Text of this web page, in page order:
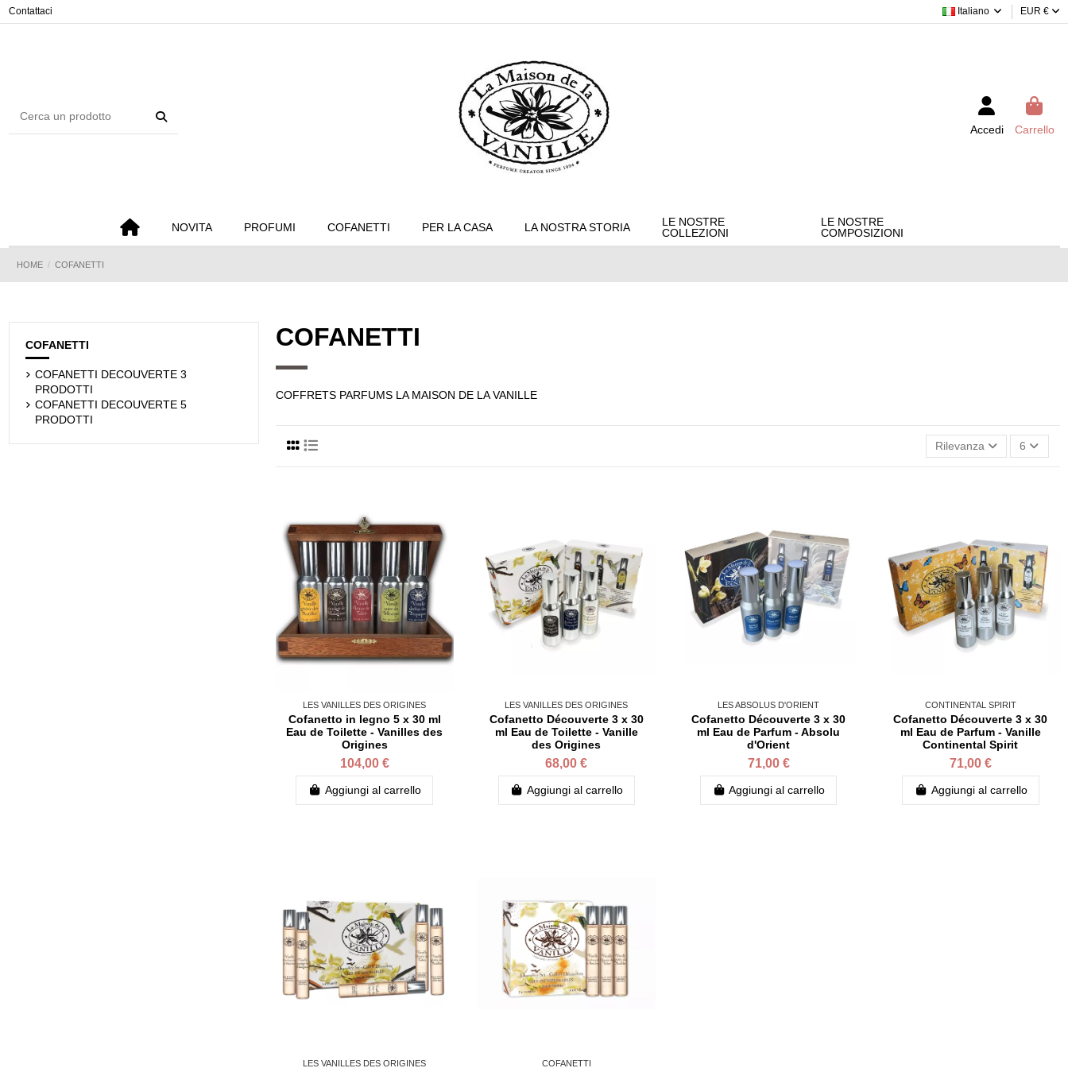
Contattaci Italiano EUR €
Accedi Carrello
NOVITA PROFUMI COFANETTI PER LA CASA LA NOSTRA STORIA
LE NOSTRE
COLLEZIONI
LE NOSTRE
COMPOSIZIONI
HOME COFANETTI
COFANETTI
COFFRETS PARFUMS LA MAISON DE LA VANILLE
Rilevanza 6
LES VANILLES DES ORIGINES
Cofanetto in legno 5 x 30 ml
Eau de Toilette - Vanilles des
Origines
104,00 €
Aggiungi al carrello
LES VANILLES DES ORIGINES
Cofanetto Découverte 3 x 30
ml Eau de Toilette - Vanille
des Origines
68,00 €
Aggiungi al carrello
LES ABSOLUS D'ORIENT
Cofanetto Découverte 3 x 30
ml Eau de Parfum - Absolu
d'Orient
71,00 €
Aggiungi al carrello
CONTINENTAL SPIRIT
Cofanetto Découverte 3 x 30
ml Eau de Parfum - Vanille
Continental Spirit
71,00 €
Aggiungi al carrello
LES VANILLES DES ORIGINES COFANETTI
COFANETTI
COFANETTI DECOUVERTE 3
PRODOTTI
COFANETTI DECOUVERTE 5
PRODOTTI
Pannello di gestione dei cookies